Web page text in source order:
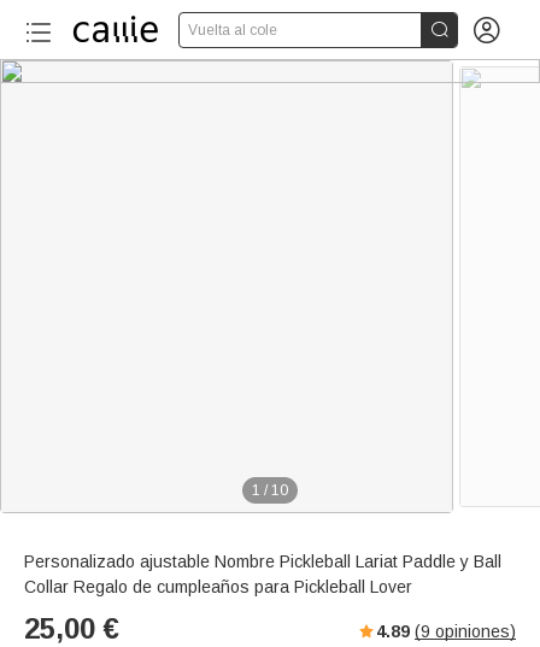
Vuelta al cole  
1 / 10
Personalizado ajustable Nombre Pickleball Lariat Paddle y Ball
Collar Regalo de cumpleaños para Pickleball Lover
25,00 € 4.89 (9 opiniones)